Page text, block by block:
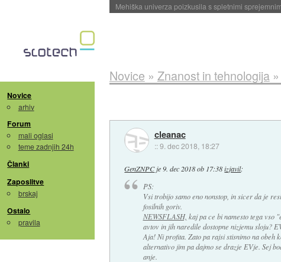
Evropska vesoljska agencija razvija svojo raketo
Novice
arhiv
Forum
mali oglasi
teme zadnjih 24h
Članki
Zaposlitve
brskaj
Ostalo
pravila
Novice » Znanost in tehnologija»
cleanac
::9. dec 2018, 18:27
GenZNPCje 9. dec 2018 ob 17:38 izjavil:
PS:
Vsi trobijo samo eno nonstop, in sicer da je
fosilnih goriv.
NEWSFLASH, kaj pa ce bi namesto tega
avtov in jih naredile dostopne nizjemu sloju?
Aja! Ni profita. Zato pa rajsi stisnimo na obeh
alternativo jim pa dajmo se drazje EVje. Sej
anje.